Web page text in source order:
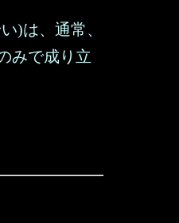
)は、通常、
みで成り立